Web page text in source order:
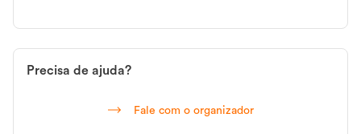
Casal/Dupla – (obrigatório correr juntos)
Precisa de ajuda?
Fale com o organizador